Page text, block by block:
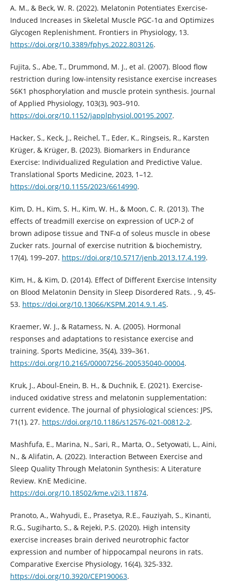
A. M., & Beck, W. R. (2022). Melatonin Potentiates Exercise-
Induced Increases in Skeletal Muscle PGC-1α and Optimizes
Glycogen Replenishment. Frontiers in Physiology, 13.
https://doi.org/10.3389/fphys.2022.803126.
Fujita, S., Abe, T., Drummond, M. J., et al. (2007). Blood flow
restriction during low-intensity resistance exercise increases
S6K1 phosphorylation and muscle protein synthesis. Journal
of Applied Physiology, 103(3), 903–910.
https://doi.org/10.1152/japplphysiol.00195.2007.
Hacker, S., Keck, J., Reichel, T., Eder, K., Ringseis, R., Karsten
Krüger, & Krüger, B. (2023). Biomarkers in Endurance
Exercise: Individualized Regulation and Predictive Value.
Translational Sports Medicine, 2023, 1–12.
https://doi.org/10.1155/2023/6614990.
Kim, D. H., Kim, S. H., Kim, W. H., & Moon, C. R. (2013). The
effects of treadmill exercise on expression of UCP-2 of
brown adipose tissue and TNF-α of soleus muscle in obese
Zucker rats. Journal of exercise nutrition & biochemistry,
17(4), 199–207. https://doi.org/10.5717/jenb.2013.17.4.199.
Kim, H., & Kim, D. (2014). Effect of Different Exercise Intensity
on Blood Melatonin Density in Sleep Disordered Rats. , 9, 45-
53. https://doi.org/10.13066/KSPM.2014.9.1.45.
Kraemer, W. J., & Ratamess, N. A. (2005). Hormonal
responses and adaptations to resistance exercise and
training. Sports Medicine, 35(4), 339–361.
https://doi.org/10.2165/00007256-200535040-00004.
Kruk, J., Aboul-Enein, B. H., & Duchnik, E. (2021). Exercise-
induced oxidative stress and melatonin supplementation:
current evidence. The journal of physiological sciences: JPS,
71(1), 27. https://doi.org/10.1186/s12576-021-00812-2.
Mashfufa, E., Marina, N., Sari, R., Marta, O., Setyowati, L., Aini,
N., & Alifatin, A. (2022). Interaction Between Exercise and
Sleep Quality Through Melatonin Synthesis: A Literature
Review. KnE Medicine.
https://doi.org/10.18502/kme.v2i3.11874.
Pranoto, A., Wahyudi, E., Prasetya, R.E., Fauziyah, S., Kinanti,
R.G., Sugiharto, S., & Rejeki, P.S. (2020). High intensity
exercise increases brain derived neurotrophic factor
expression and number of hippocampal neurons in rats.
Comparative Exercise Physiology, 16(4), 325-332.
https://doi.org/10.3920/CEP190063.